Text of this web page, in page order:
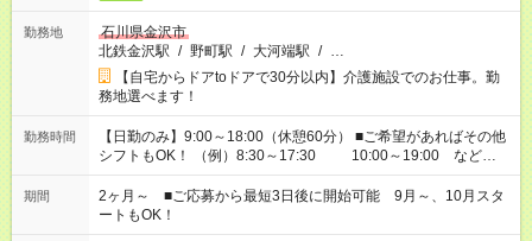
勤務地
石川県金沢市
北鉄金沢駅 / 野町駅 / 大河端駅 / …
【自宅からドアtoドアで30分以内】介護施設でのお仕事。勤
務地選べます！
勤務時間
【日勤のみ】9:00～18:00（休憩60分） ■ご希望があればその他
シフトもOK！ （例）8:30～17:30 10:00～19:00 など
「家族とお休みを合わせたい」 「できれば残業はしたくない」
など、あなたのご希望に沿ったお仕事をご紹介します！ ※Wワ
ーク希望の方へ 今ご覧のお仕事で希望する勤務時間と、もう1つ
のお仕事の勤務時間。 合計で週40時間を超える場合は応募でき
期間
2ヶ月～ ■ご応募から最短3日後に開始可能 9月～、10月スタ
ートもOK！